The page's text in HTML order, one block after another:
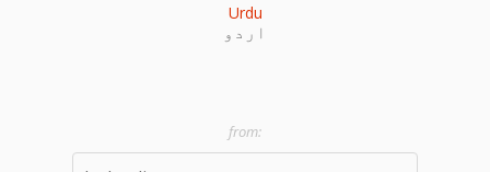
Urdu
اردو